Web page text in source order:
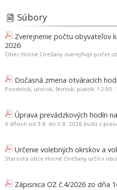
Súbory
Zverejnenie počtu obyvateľov
2026
Obec Horné Orešany zverejňuje počet
Dočasná zmena otváracích
Pondelok, utorok, štvrtok, piatok: 12:00 -
Úprava prevádzkových hodín
V dňoch od 3.8. do 5.8. 2026 budú z
Určenie volebných okrskov a
Starosta obce Horné Orešany určil v
Zápisnica OZ č.4/2026 zo dňa